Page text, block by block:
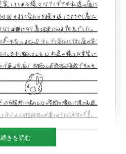
続きを読む